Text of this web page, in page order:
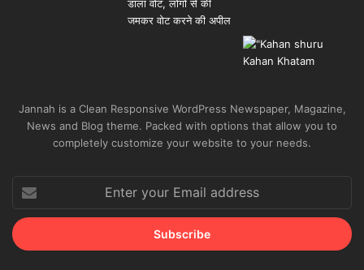
Jannah is a Clean Responsive WordPress Newspaper, Magazine,
News and Blog theme. Packed with options that allow you to
completely customize your website to your needs.
your
Email
address